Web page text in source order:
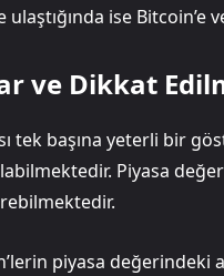
ise
ve Dikkat
tek başına yeterli bir
Piyasa
piyasa